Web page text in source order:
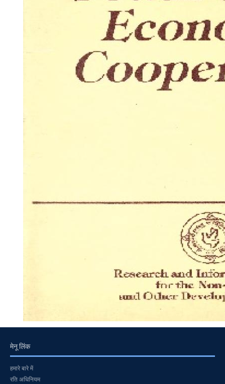
मेनू लिंक
हमारे बारे में
रति अधिनियम